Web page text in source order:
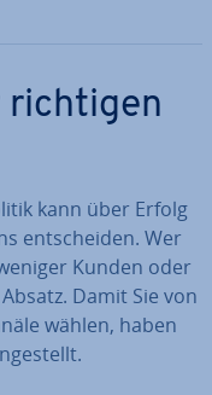
richtigen
kann über Erfolg
ent­schei­den. Wer
Kunden oder
Damit Sie von
wählen, haben